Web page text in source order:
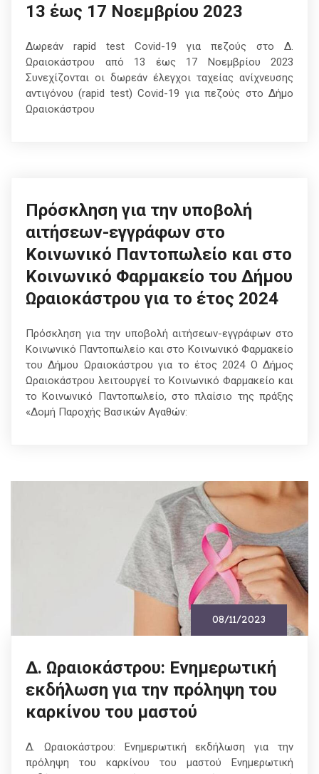
13 έως 17 Νοεμβρίου 2023
Δωρεάν rapid test Covid-19 για πεζούς στο Δ.
Ωραιοκάστρου από 13 έως 17 Νοεμβρίου 2023
Συνεχίζονται οι δωρεάν έλεγχοι ταχείας ανίχνευσης
αντιγόνου (rapid test) Covid-19 για πεζούς στο Δήμο
Ωραιοκάστρου
Πρόσκληση για την υποβολή
αιτήσεων-εγγράφων στο
Κοινωνικό Παντοπωλείο και στο
Κοινωνικό Φαρμακείο του Δήμου
Ωραιοκάστρου για το έτος 2024
Πρόσκληση για την υποβολή αιτήσεων-εγγράφων στο
Κοινωνικό Παντοπωλείο και στο Κοινωνικό Φαρμακείο
του Δήμου Ωραιοκάστρου για το έτος 2024 O Δήμος
Ωραιοκάστρου λειτουργεί το Κοινωνικό Φαρμακείο και
το Κοινωνικό Παντοπωλείο, στο πλαίσιο της πράξης
«Δομή Παροχής Βασικών Αγαθών:
08/11/2023
Δ. Ωραιοκάστρου: Ενημερωτική
εκδήλωση για την πρόληψη του
καρκίνου του μαστού
Δ. Ωραιοκάστρου: Ενημερωτική εκδήλωση για την
πρόληψη του καρκίνου του μαστού Ενημερωτική